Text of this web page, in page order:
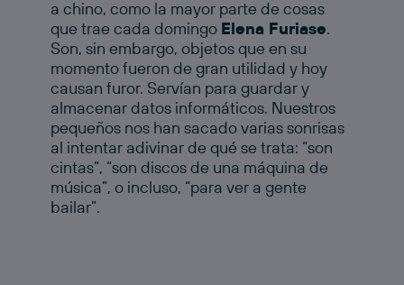
a chino, como la mayor parte de cosas
que trae cada domingo Elena Furiase.
Son, sin embargo, objetos que en su
momento fueron de gran utilidad y hoy
causan furor. Servían para guardar y
almacenar datos informáticos. Nuestros
pequeños nos han sacado varias sonrisas
al intentar adivinar de qué se trata: “son
cintas”, “son discos de una máquina de
música”, o incluso, “para ver a gente
bailar”.